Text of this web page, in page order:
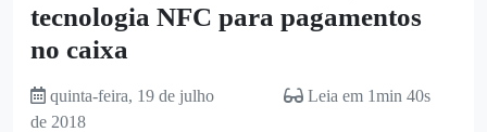
tecnologia NFC para pagamentos
no caixa
quinta-feira, 19 de julho
de 2018
Leia em 1min 40s